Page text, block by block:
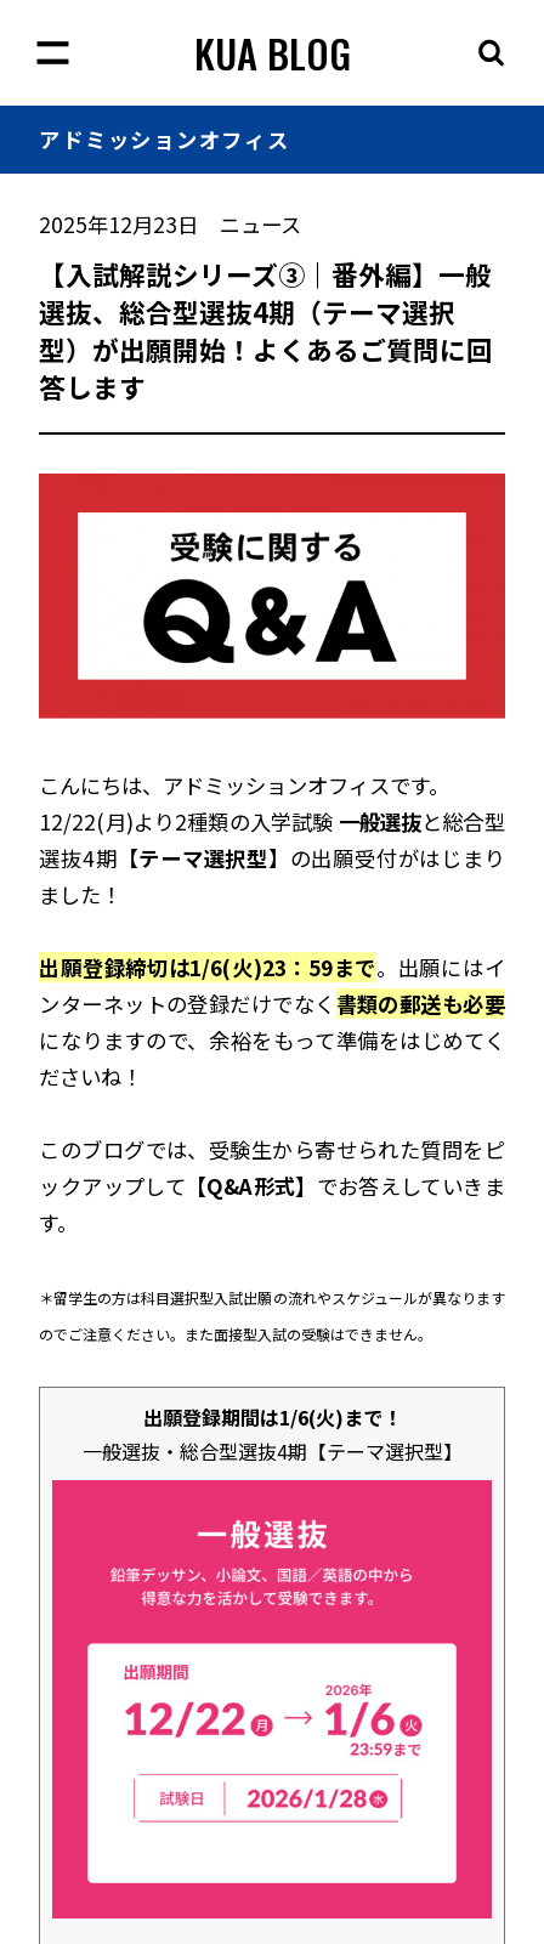
KUA BLOG
アドミッションオフィス
2025年12月23日 ニュース
【入試解説シリーズ③｜番外編】一般
選抜、総合型選抜4期（テーマ選択
型）が出願開始！よくあるご質問に回
答します
こんにちは、アドミッションオフィスです。
12/22(月)より2種類の入学試験 一般選抜と総合型
選抜4期【テーマ選択型】の出願受付がはじまり
ました！
出願登録締切は1/6(火)23：59まで。出願にはイ
ンターネットの登録だけでなく 書類の郵送も必要
になりますので、余裕をもって準備をはじめてく
ださいね！
このブログでは、受験生から寄せられた質問をピ
ックアップして 【Q&A形式】 でお答えしていきま
す。
＊留学生の方は科目選択型入試出願の流れやスケジュールが異なります
のでご注意ください。また面接型入試の受験はできません。
出願登録期間は1/6(火)まで！
一般選抜・総合型選抜4期【テーマ選択型】